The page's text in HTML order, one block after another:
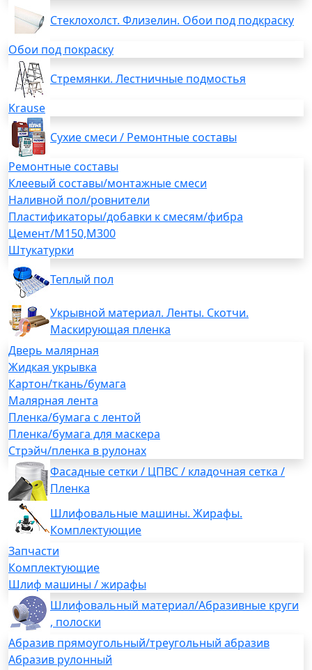
Стеклохолст. Флизелин. Обои под подкраску
Обои под покраску
Стремянки. Лестничные подмостья
Krause
Сухие смеси / Ремонтные составы
Ремонтные составы
Клеевый составы/монтажные смеси
Наливной пол/ровнители
Пластификаторы/добавки к смесям/фибра
Цемент/М150,М300
Штукатурки
Теплый пол
Укрывной материал. Ленты. Скотчи.
Маскирующая пленка
Дверь малярная
Жидкая укрывка
Картон/ткань/бумага
Малярная лента
Пленка/бумага с лентой
Пленка/бумага для маскера
Стрэйч/пленка в рулонах
Фасадные сетки / ЦПВС / кладочная сетка /
Пленка
Шлифовальные машины. Жирафы.
Комплектующие
Запчасти
Комплектующие
Шлиф машины / жирафы
Шлифовальный материал/Абразивные круги
, полоски
Абразив прямоугольный/треугольный абразив
Абразив рулонный